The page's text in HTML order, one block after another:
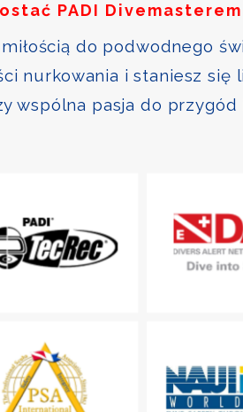
PADI Divemasterem
do podwodnego
nurkowania i staniesz się
wspólna pasja do przygód